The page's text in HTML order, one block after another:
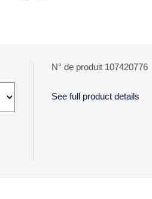
N° de produit 107420776
See full product details